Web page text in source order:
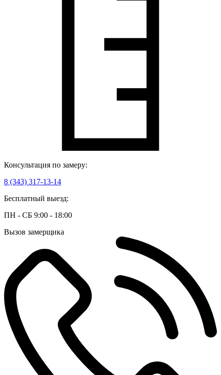
Консультация по замеру:
8 (343) 317-13-14
Бесплатный выезд:
ПН - СБ 9:00 - 18:00
Вызов замерщика